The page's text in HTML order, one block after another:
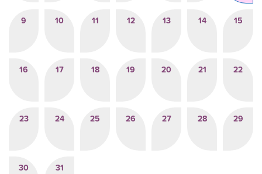
9 10 11 12 13 14 15
16 17 18 19 20 21 22
23 24 25 26 27 28 29
30 31